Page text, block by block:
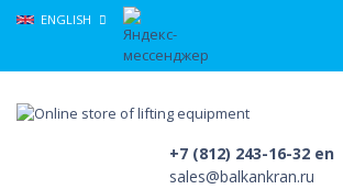
ENGLISH
+7 (812) 243-16-32 en
sales@balkankran.ru